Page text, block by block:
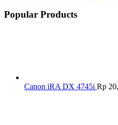
Popular Products
Canon iRA DX 4745i Rp